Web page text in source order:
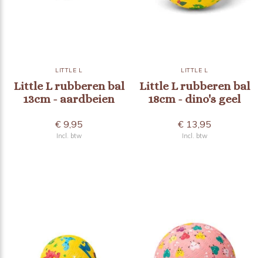
LITTLE L
Little L rubberen bal
13cm - aardbeien
€ 9,95
Incl. btw
LITTLE L
Little L rubberen bal
18cm - dino's geel
€ 13,95
Incl. btw